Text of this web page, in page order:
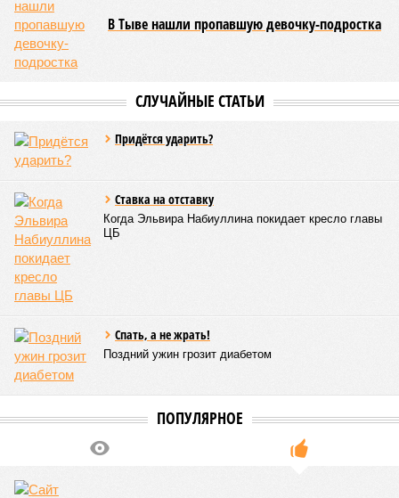
В Тыве нашли пропавшую девочку-подростка
СЛУЧАЙНЫЕ СТАТЬИ
Придётся ударить?
Ставка на отставку
Когда Эльвира Набиуллина покидает кресло главы
ЦБ
Спать, а не жрать!
Поздний ужин грозит диабетом
ПОПУЛЯРНОЕ